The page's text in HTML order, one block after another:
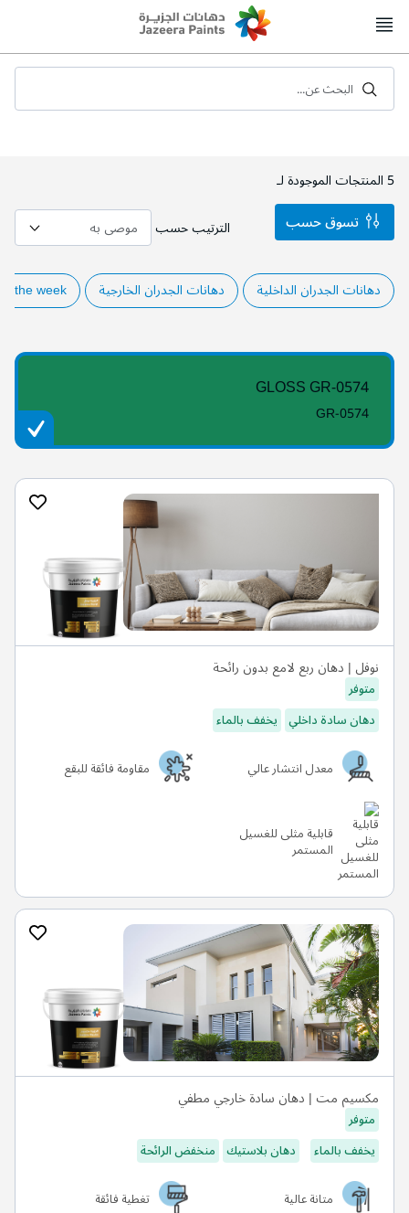
to
البحث عن...
5 المنتجات الموجودة لـ
الترتيب حسب
دهانات الجدران الداخلية دهانات الجدران الخارجية the week
GLOSS GR-0574
GR-0574
نوفل | دهان ربع لامع بدون رائحة
متوفر
دهان سادة داخلي يخفف بالماء
معدل انتشار عالي
مقاومة فائقة للبقع
قابلية مثلى للغسيل
المستمر
مكسيم مت | دهان سادة خارجي مطفي
متوفر
يخفف بالماء
دهان بلاستيك منخفض الرائحة
متانة عالية
تغطية فائقة
تسوق حسب